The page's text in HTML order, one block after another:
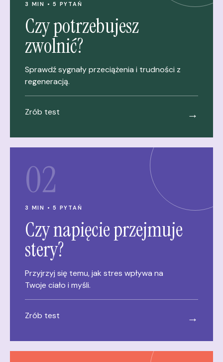
3 MIN • 5 PYTAŃ
Czy potrzebujesz
zwolnić?
Sprawdź sygnały przeciążenia i trudności z
regeneracją.
Zrób test →
02
3 MIN • 5 PYTAŃ
Czy napięcie przejmuje
stery?
Przyjrzyj się temu, jak stres wpływa na
Twoje ciało i myśli.
Zrób test →